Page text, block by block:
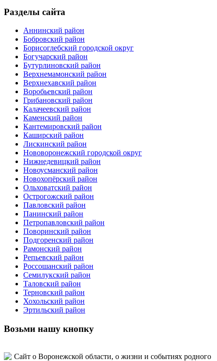
Разделы сайта
Аннинский район
Бобровский район
Борисоглебский городской округ
Богучарский район
Бутурлиновский район
Верхнемамонский район
Верхнехавский район
Воробьевский район
Грибановский район
Калачеевский район
Каменский район
Кантемировский район
Каширский район
Лискинский район
Нововоронежский городской округ
Нижнедевицкий район
Новоусманский район
Новохопёрский район
Ольховатский район
Острогожский район
Павловский район
Панинский район
Петропавловский район
Поворинский район
Подгоренский район
Рамонский район
Репьевский район
Россошанский район
Семилукский район
Таловский район
Терновский район
Хохольский район
Эртильский район
Возьми нашу кнопку